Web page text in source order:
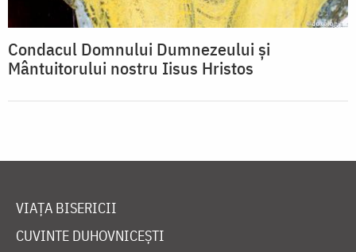
Condacul Domnului Dumnezeului și
Mântuitorului nostru Iisus Hristos
VIAȚA BISERICII
CUVINTE DUHOVNICEȘTI